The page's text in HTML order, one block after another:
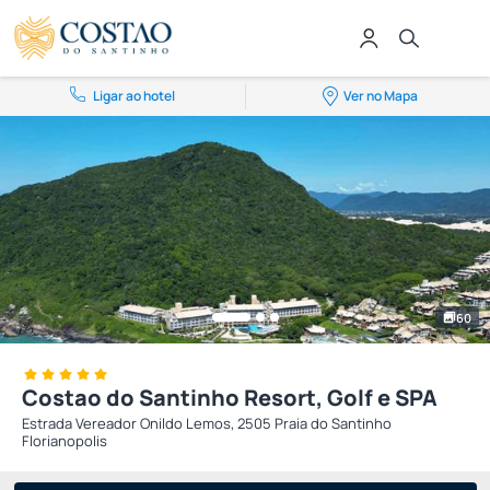
Ligar ao hotel Ver no Mapa
60
Costao do Santinho Resort, Golf e SPA
Estrada Vereador Onildo Lemos, 2505 Praia do Santinho
Florianopolis